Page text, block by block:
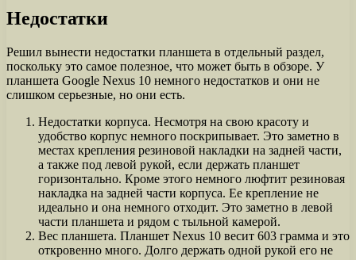
Недостатки
Решил вынести недостатки планшета в отдельный раздел,
поскольку это самое полезное, что может быть в обзоре. У
планшета Google Nexus 10 немного недостатков и они не
слишком серьезные, но они есть.
Недостатки корпуса. Несмотря на свою красоту и
удобство корпус немного поскрипывает. Это заметно в
местах крепления резиновой накладки на задней части,
а также под левой рукой, если держать планшет
горизонтально. Кроме этого немного люфтит резиновая
накладка на задней части корпуса. Ее крепление не
идеально и она немного отходит. Это заметно в левой
части планшета и рядом с тыльной камерой.
Вес планшета. Планшет Nexus 10 весит 603 грамма и это
откровенно много. Долго держать одной рукой его не